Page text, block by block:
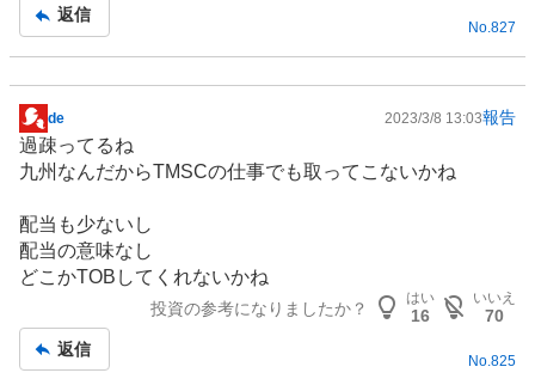
返信
No. 827
掲
示
板
事
de 2023/3/8 13:03報告
過疎ってるね
九州なんだからTMSCの仕事でも取ってこないかね
配当も少ないし
配当の意味なし
どこかTOBしてくれないかね
投資の参考になりましたか？
はい
16
いいえ
70
返信
No.825